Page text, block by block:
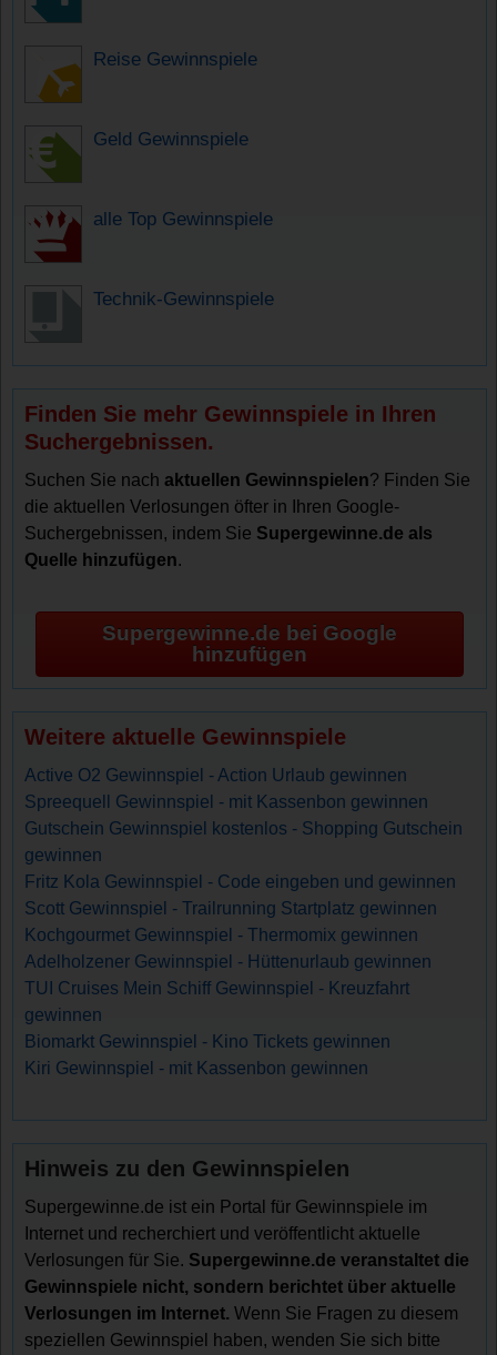
Reise Gewinnspiele
Geld Gewinnspiele
alle Top Gewinnspiele
Technik-Gewinnspiele
Finden Sie mehr Gewinnspiele in Ihren
Suchergebnissen.
Suchen Sie nachaktuellen Gewinnspielen? Finden Sie
die aktuellen Verlosungen öfter in Ihren Google-
Suchergebnissen, indem Sie Supergewinne.de als
Quelle hinzufügen.
Supergewinne.de bei Google
hinzufügen
Weitere aktuelle Gewinnspiele
Active O2 Gewinnspiel - Action Urlaub gewinnen
Spreequell Gewinnspiel - mit Kassenbon gewinnen
Gutschein Gewinnspiel kostenlos - Shopping Gutschein
gewinnen
Fritz Kola Gewinnspiel - Code eingeben und gewinnen
Scott Gewinnspiel - Trailrunning Startplatz gewinnen
Kochgourmet Gewinnspiel - Thermomix gewinnen
Adelholzener Gewinnspiel - Hüttenurlaub gewinnen
TUI Cruises Mein Schiff Gewinnspiel - Kreuzfahrt
gewinnen
Biomarkt Gewinnspiel - Kino Tickets gewinnen
Kiri Gewinnspiel - mit Kassenbon gewinnen
Hinweis zu den Gewinnspielen
Supergewinne.de ist ein Portal für Gewinnspiele im
Internet und recherchiert und veröffentlicht aktuelle
Verlosungen für Sie. Supergewinne.de veranstaltet die
Gewinnspiele nicht, sondern berichtet über aktuelle
Verlosungen im Internet. Wenn Sie Fragen zu diesem
speziellen Gewinnspiel haben, wenden Sie sich bitte